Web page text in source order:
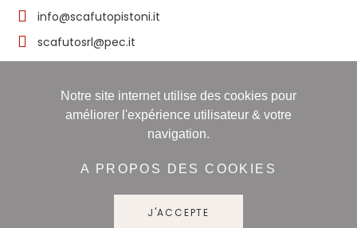
info@scafutopistoni.it
scafutosrl@pec.it
© 2023 SCAFUTO S.R.L. | TUTTI I DIRITTI RISERVATI | P.
IVA 03536691219
16/11/1998, Numero REA: NA-608490 - Capitale sociale:
60.000,00 i.v
Notre site internet utilise des cookies pour
améliorer l'expérience utilisateur & votre
navigation.
A PROPOS DES COOKIES
J'ACCEPTE